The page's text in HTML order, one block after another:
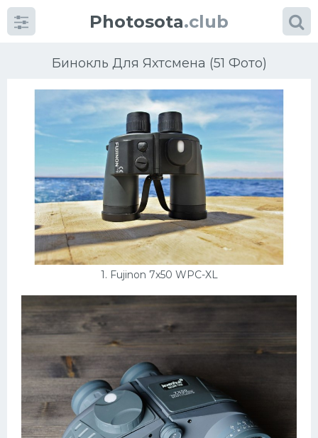
Photosota.club
Бинокль Для Яхтсмена (51 Фото)
1. Fujinon 7x50 WPC-XL
КатегорииФото
Много картинок...
Футбол
Баскетбол
Велогонки
Конькобежный спорт
Тренажеры
Интерьеры квартир